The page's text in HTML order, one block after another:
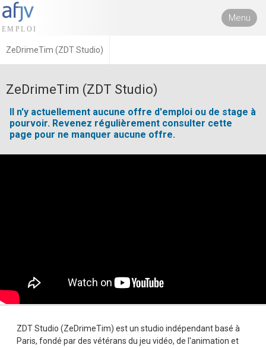
Menu
ZeDrimeTim (ZDT Studio)
ZeDrimeTim (ZDT Studio)
Il n'y actuellement aucune offre d'emploi ou de stage à
pourvoir. Revenez régulièrement consulter cette
page pour ne manquer aucune offre.
ZDT Studio (ZeDrimeTim) est un studio indépendant basé à
Paris, fondé par des vétérans du jeu vidéo, de l'animation et